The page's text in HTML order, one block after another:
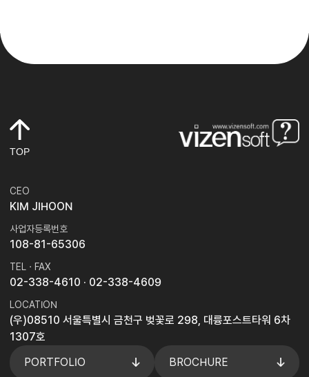
TOP
CEO
KIM JIHOON
사업자등록번호
108-81-65306
TEL · FAX
02-338-4610 · 02-338-4609
LOCATION
(우)08510 서울특별시 금천구 벚꽃로 298, 대륭포스트타워 6차
1307호
PORTFOLIO
BROCHURE